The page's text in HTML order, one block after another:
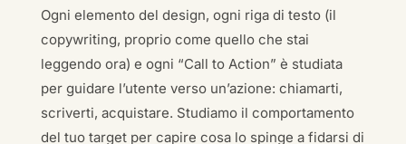
Ogni elemento del design, ogni riga di testo (il
copywriting, proprio come quello che stai
leggendo ora) e ogni “Call to Action” è studiata
per guidare l’utente verso un’azione: chiamarti,
scriverti, acquistare. Studiamo il comportamento
del tuo target per capire cosa lo spinge a fidarsi di